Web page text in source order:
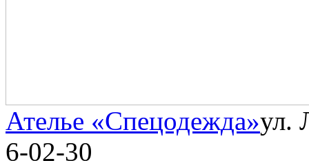
Ателье «Спецодежда»ул.
6-02-30